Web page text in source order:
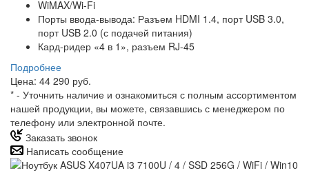
WiMAX/Wi-Fi
Порты ввода-вывода: Разъем HDMI 1.4, порт USB 3.0,
порт USB 2.0 (с подачей питания)
Кард-ридер «4 в 1», разъем RJ-45
Подробнее
Цена: 44 290 руб.
* - Уточнить наличие и ознакомиться с полным ассортиментом
нашей продукции, вы можете, связавшись с менеджером по
телефону или электронной почте.
Заказать звонок
Написать сообщение